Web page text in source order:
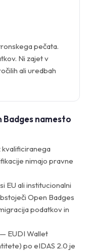
pečata.
Ni zajet v
ali uredbah
Badges namesto
nimajo pravne
EU ali institucionalni
Open Badges
podatkov in
— EUDI Wallet
po eIDAS 2.0 je